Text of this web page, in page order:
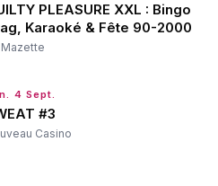
PLEASURE XXL : Bingo
Karaoké & Fête 90-2000
4 Sept.
#3
Casino